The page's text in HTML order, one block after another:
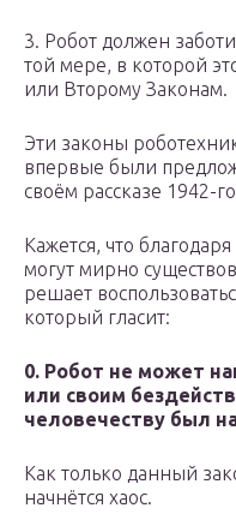
3. Робот должен
той мере, в которой
или Второму Законам.
Эти законы
впервые были
своём рассказе 1942-
Кажется, что
могут мирно
решает
который гласит:
0. Робот не может
или своим
человечеству был
Как только данный
начнётся хаос.